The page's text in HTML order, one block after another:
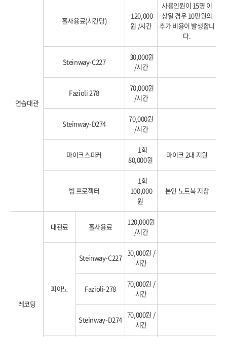
연습대관
홀사용료(시간당)
120,000
원 /시간
사용인원이 15명 이
상일 경우 10만원의
추가 비용이 발생합니
다.
Steinway-C227
30,000원
/시간
Fazioli 278
70,000원
/시간
Steinway-D274
70,000원
/시간
마이크스피커
1회
80,000원
마이크 2대 지원
빔 프로젝터
1회
100,000
원
본인 노트북 지참
레코딩
대관료 홀사용료
120,000원
/시간
피아노
Steinway-C227
30,000원 /
시간
Fazioli-278
70,000원 /
시간
Steinway-D274
70,000원 /
시간